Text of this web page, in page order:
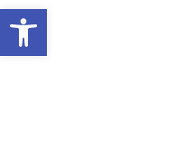
Abrir a barra